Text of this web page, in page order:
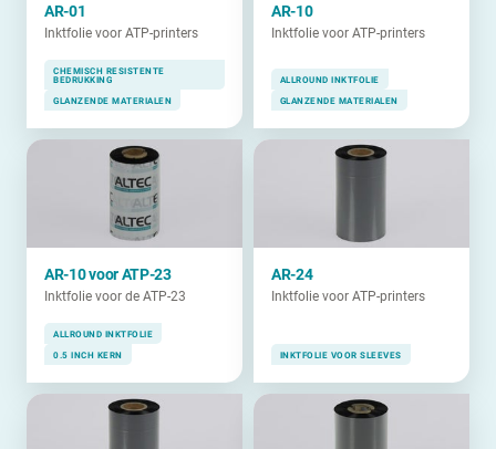
AR-01
Inktfolie voor ATP-printers
CHEMISCH RESISTENTE
BEDRUKKING
GLANZENDE MATERIALEN
AR-10
Inktfolie voor ATP-printers
ALLROUND INKTFOLIE
GLANZENDE MATERIALEN
AR-10 voor ATP-23
Inktfolie voor de ATP-23
ALLROUND INKTFOLIE
0.5 INCH KERN
AR-24
Inktfolie voor ATP-printers
INKTFOLIE VOOR SLEEVES